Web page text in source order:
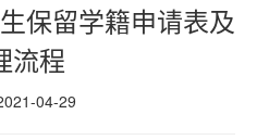
保留学籍申请表及
流程
04-29